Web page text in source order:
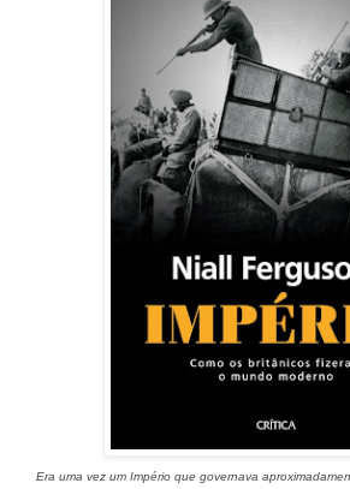
Era uma vez um Império que governava